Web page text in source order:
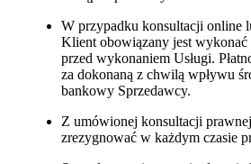
W przypadku konsultacji online
Klient obowiązany jest wykonać
przed wykonaniem Usługi.
za dokonaną z chwilą wpływu
bankowy Sprzedawcy.
Z umówionej konsultacji
zrezygnować w każdym czasie